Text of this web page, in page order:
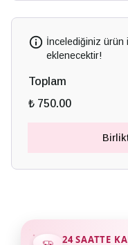
İncelediğiniz ürün
eklenecektir!
Toplam
₺ 750.00
24 SAATTE